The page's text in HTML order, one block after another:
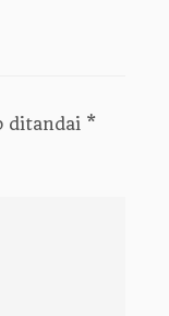
ditandai *